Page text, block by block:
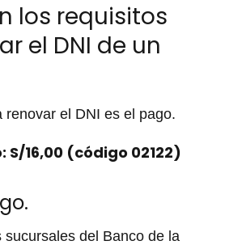
los requisitos
el DNI de un
renovar el DNI es el pago.
S/16,00 (código 02122)
sucursales del Banco de la